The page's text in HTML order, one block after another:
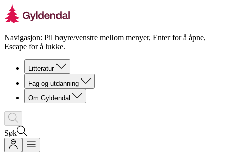
Navigasjon: Pil høyre/venstre mellom menyer, Enter for å åpne,
Escape for å lukke.
Litteratur
Fag og utdanning
Om Gyldendal
Søk